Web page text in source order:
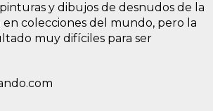
y dibujos de desnudos de la
en colecciones del mundo, pero la
muy difíciles para ser